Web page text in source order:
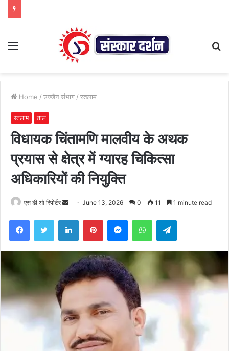
Menu
Home / उज्जैन संभाग / रतलाम
रतलाम ताल
विधायक चिंतामणि मालवीय के अथक
प्रयास से क्षेत्र में ग्यारह चिकित्सा
अधिकारियों की नियुक्ति
एस डी ओ रिपोर्टर
Send June 13, 2026 0 11 1 minute read
FacebookTwitter LinkedInPinterestMessengerWhatsAppTelegram